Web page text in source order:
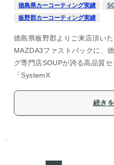
徳島県カーコーティング実績
板野郡カーコーティング実績
徳島県板野郡よりご来店頂い
MAZDA3ファストバックに、
グ専門店SOUPが誇る高品質
「SystemX
続き